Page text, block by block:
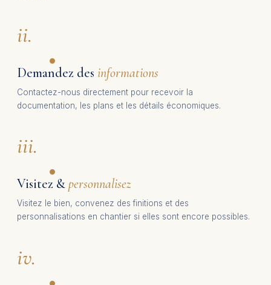
ii.
Demandez des informations
Contactez-nous directement pour recevoir la
documentation, les plans et les détails économiques.
iii.
Visitez &personnalisez
Visitez le bien, convenez des finitions et des
personnalisations en chantier si elles sont encore possibles.
iv.